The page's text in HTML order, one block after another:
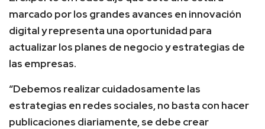
marcado por los grandes avances en innovación
digital y representa una oportunidad para
actualizar los planes de negocio y estrategias de
las empresas.
“Debemos realizar cuidadosamente las
estrategias en redes sociales, no basta con hacer
publicaciones diariamente, se debe crear